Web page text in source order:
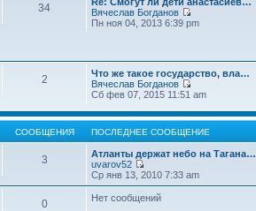
е
н
и
о
о
б
н
и
ю
с
л
е
м
у
с
о
б
щ
е
н
и
ю
и
п
д
е
м
у
с
о
о
щ
е
34
Вячеслав Богданов
П
й
т
к
о
с
л
д
е
м
Пн ноя 04, 2013 6:39 pm
2
Что же такое государство, вла…
Вячеслав Богданов
П
р
е
й
т
и
п
о
Сб фев 07, 2015 11:51 am
СООБЩЕНИЯ ПОСЛЕДНЕЕ СООБЩЕНИЕ
3
Атланты держат небо на Тагана…
uvarov52
П
е
р
е
Ср янв 13, 2010 7:33 am
0 Нет сообщений